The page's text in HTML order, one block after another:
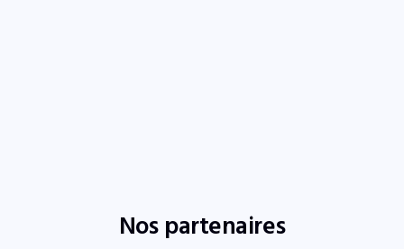
Nos partenaires